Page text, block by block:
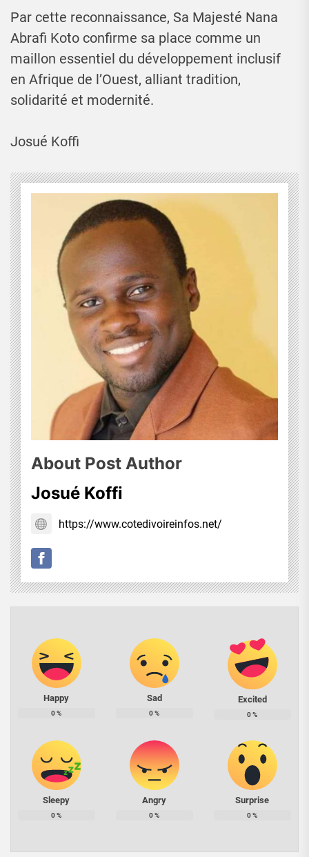
Par cette reconnaissance, Sa Majesté Nana
Abrafi Koto confirme sa place comme un
maillon essentiel du développement inclusif
en Afrique de l’Ouest, alliant tradition,
solidarité et modernité.
Josué Koffi
About Post Author
Josué Koffi
https://www.cotedivoireinfos.net/
Happy
0%
Sad
0%
Excited
0%
Sleepy
0%
Angry
0%
Surprise
0%